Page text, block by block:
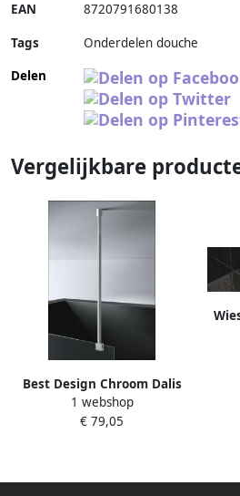
EAN 8720791680138
Tags
Onderdelen douche
Delen
Vergelijkbare
Best Design Chroom Dalis
Plafond Stabilisatiestang
100cm voor 8mm glasdikte
1 webshop
€ 79,05